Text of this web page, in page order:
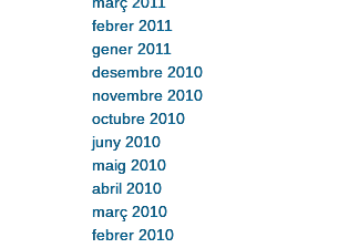
febrer 2011
gener 2011
desembre 2010
novembre 2010
octubre 2010
juny 2010
maig 2010
abril 2010
març 2010
febrer 2010